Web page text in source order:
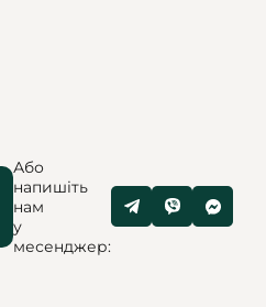
Або
напишіть
нам
у
месенджер: